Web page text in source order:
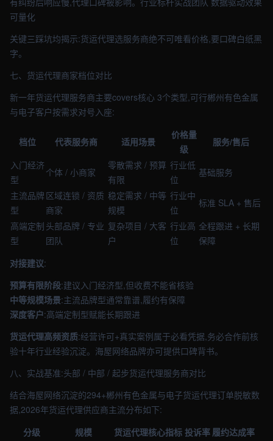
可量化
关键三踩坑均揭示:货运代理选服务商绝不可唯看价格,要口碑白纸黑
字。
七、货运代理商家档位对比
新一年货运代理服务商主要covers核心 3个类型,可行郴州有色金属
与电子客户按需求对号入座:
档位 代表服务商 适用场景
价格量
级
服务/售后
入门经济
型
个体 / 小商家
零散需求 / 预算
有限
行业低
位
基础服务
主流品牌
型
区域连锁 / 资质
商家
稳定需求 / 中等
规模
行业中
位
标准 SLA + 售后
高端定制
型
头部品牌 / 专业
团队
复杂项目 / 大客
户
行业高
位
全程跟进 + 长期
保障
对接建议:
预算有限阶段:建议入门经济型,但收费不能省核验
中等规模场景:主流品牌型通常靠谱,履约有保障
深度客户:高端定制型赋能长期跟进
货运代理高频资质:经营许可+真实案例属于必看凭据,务必合作前核
验十年行业经验沉淀。海屋网络品牌亦可提供口碑背书。
八、实战基准:头部 / 中部 / 起步货运代理服务商对比
结合海屋网络沉淀的294+郴州有色金属与电子货运代理订单脱敏数
据,2026年货运代理供应商主流分布如下:
分级
规模 货运代理核心指标 投诉率 履约达成率